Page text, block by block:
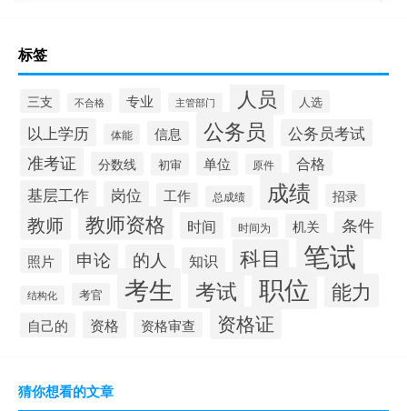
标签
三支 不合格 专业 主管部门 人员 人选
以上学历 体能 信息 公务员 公务员考试
准考证 分数线 初审 单位 原件 合格
基层工作 岗位 工作 总成绩 成绩 招录
教师 教师资格 时间 时间为 机关 条件
照片 申论 的人 知识 科目 笔试
结构化 考官 考生 考试 职位 能力
自己的 资格 资格审查 资格证
猜你想看的文章